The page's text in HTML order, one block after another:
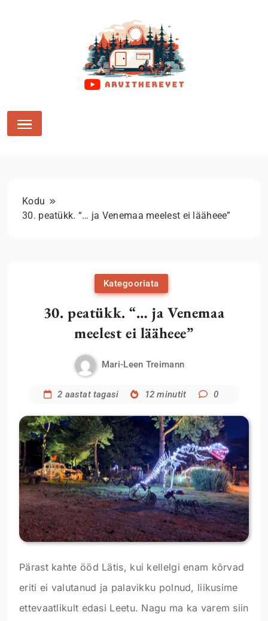
Arvithereyet
Kodu
30. peatükk. “… ja Venemaa meelest ei lääheee”
Kategooriata
30. peatükk. “… ja Venemaa
meelest ei lääheee”
Mari-Leen Treimann
2 aastat tagasi 12 minutit 0
Pärast kahte ööd Lätis, kui kellelgi enam kõrvad
eriti ei valutanud ja palavikku polnud, liikusime
ettevaatlikult edasi Leetu. Nagu ma ka varem siin